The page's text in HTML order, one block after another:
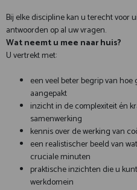
Bij elke discipline kan u terecht voor
antwoorden op al uw vragen.
Wat neemt u mee naar huis?
U vertrekt met:
een veel beter begrip van
aangepakt
inzicht in de complexiteit én
samenwerking
kennis over de werking van
een realistischer beeld van
cruciale minuten
praktische inzichten die u
werkdomein